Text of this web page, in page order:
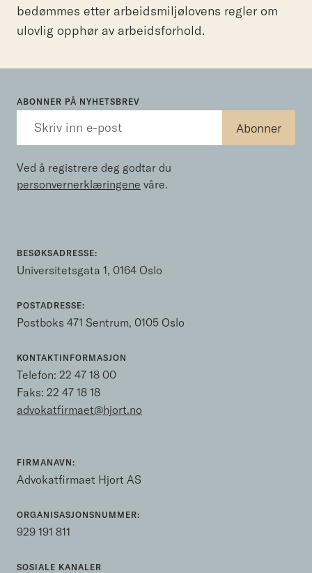
bedømmes etter arbeidsmiljølovens regler om
ulovlig opphør av arbeidsforhold.
ABONNER PÅ NYHETSBREV
Ved å registrere deg godtar du
personvernerklæringene våre.
BESØKSADRESSE:
Universitetsgata 1, 0164 Oslo
POSTADRESSE:
Postboks 471 Sentrum, 0105 Oslo
KONTAKTINFORMASJON
Telefon: 22 47 18 00
Faks: 22 47 18 18
advokatfirmaet@hjort.no
FIRMANAVN:
Advokatfirmaet Hjort AS
ORGANISASJONSNUMMER:
929 191 811
SOSIALE KANALER